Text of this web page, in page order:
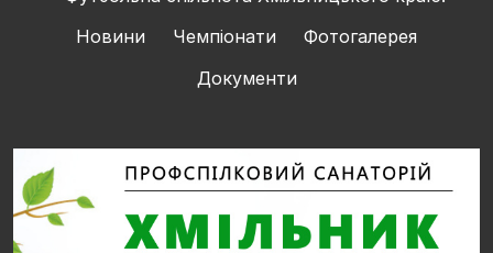
Новини Чемпіонати
Фотогалерея
Документи